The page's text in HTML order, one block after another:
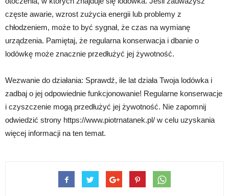
częste awarie, wzrost zużycia energii lub problemy z
chłodzeniem, może to być sygnał, że czas na wymianę
urządzenia. Pamiętaj, że regularna konserwacja i dbanie o
lodówkę może znacznie przedłużyć jej żywotność.
Wezwanie do działania: Sprawdź, ile lat działa Twoja lodówka i
zadbaj o jej odpowiednie funkcjonowanie! Regularne konserwacje
i czyszczenie mogą przedłużyć jej żywotność. Nie zapomnij
odwiedzić strony https://www.piotrnatanek.pl/ w celu uzyskania
więcej informacji na ten temat.